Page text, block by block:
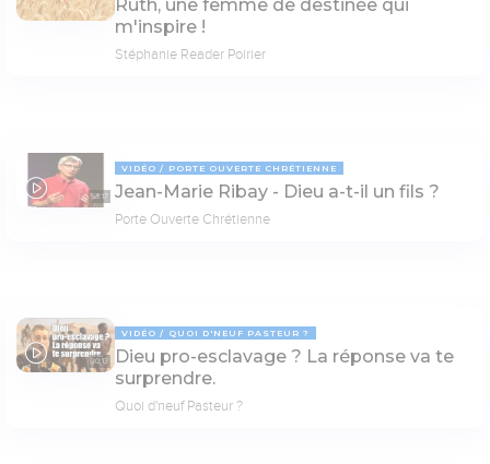
Ruth, une femme de destinée qui
m'inspire !
Stéphanie Reader Poirier
53:17
VIDÉO PORTE OUVERTE CHRÉTIENNE
Jean-Marie Ribay - Dieu a-t-il un fils ?
Porte Ouverte Chrétienne
30:13
VIDÉO QUOI D'NEUF PASTEUR ?
Dieu pro-esclavage ? La réponse va te
surprendre.
Quoi d'neuf Pasteur ?